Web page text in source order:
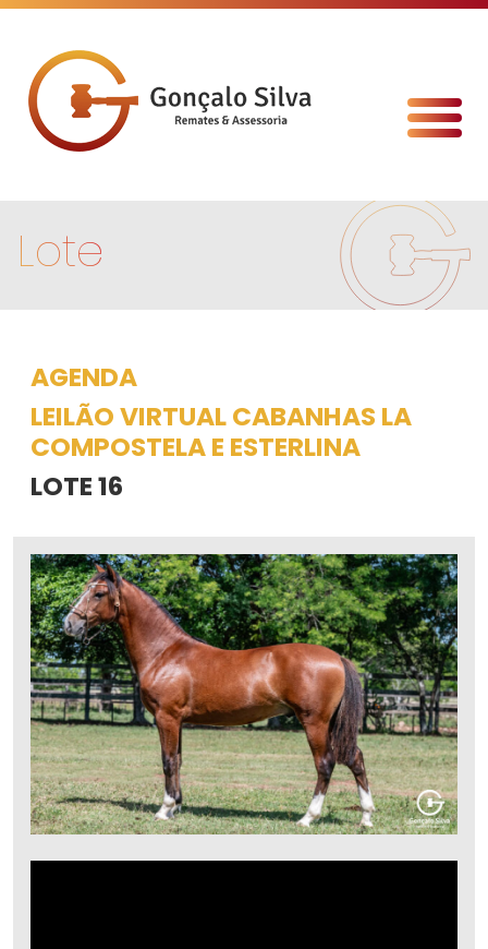
Lote
AGENDA
LEILÃO VIRTUAL CABANHAS LA
COMPOSTELA E ESTERLINA
LOTE 16